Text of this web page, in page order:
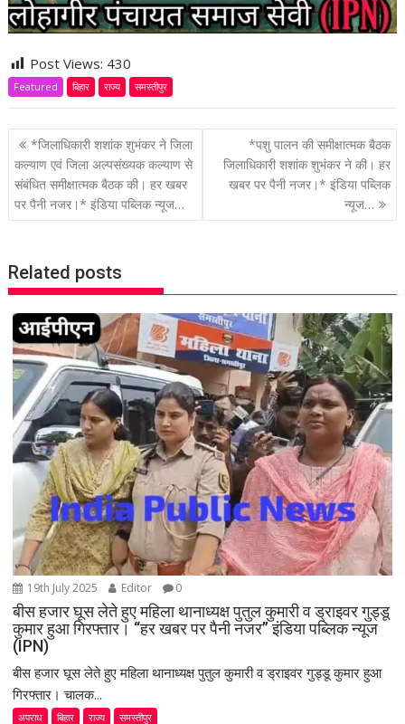
Post Views: 430
Featured बिहार राज्य समस्तीपुर
P
o
s
t
a
v
i
g
a
t
i
o
n
*जिलाधिकारी शशांक शुभंकर ने जिला
कल्याण एवं जिला अल्पसंख्यक कल्याण से
संबंधित समीक्षात्मक बैठक की। हर खबर
पर पैनी नजर।* इंडिया पब्लिक न्यूज…
*पशु पालन की समीक्षात्मक बैठक
जिलाधिकारी शशांक शुभंकर ने की। हर
खबर पर पैनी नजर।* इंडिया पब्लिक
न्यूज…
Related posts
19th July 2025 Editor 0
बीस हजार घूस लेते हुए महिला थानाध्यक्ष पुतुल कुमारी व ड्राइवर गुड्डू
कुमार हुआ गिरफ्तार। “हर खबर पर पैनी नजर” इंडिया पब्लिक न्यूज
(IPN)
बीस हजार घूस लेते हुए महिला थानाध्यक्ष पुतुल कुमारी व ड्राइवर गुड्डू कुमार हुआ
गिरफ्तार। चालक...
अपराध बिहार राज्य समस्तीपुर